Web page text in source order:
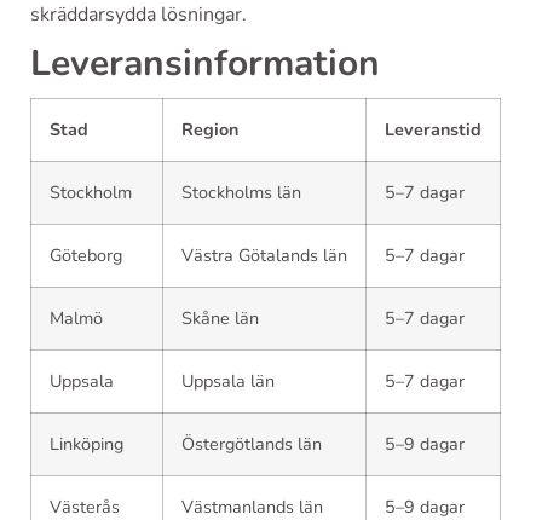
skräddarsydda lösningar.
Leveransinformation
Stad Region Leveranstid
Stockholm Stockholms län 5–7 dagar
Göteborg Västra Götalands län 5–7 dagar
Malmö Skåne län 5–7 dagar
Uppsala Uppsala län 5–7 dagar
Linköping Östergötlands län 5–9 dagar
Västerås Västmanlands län 5–9 dagar